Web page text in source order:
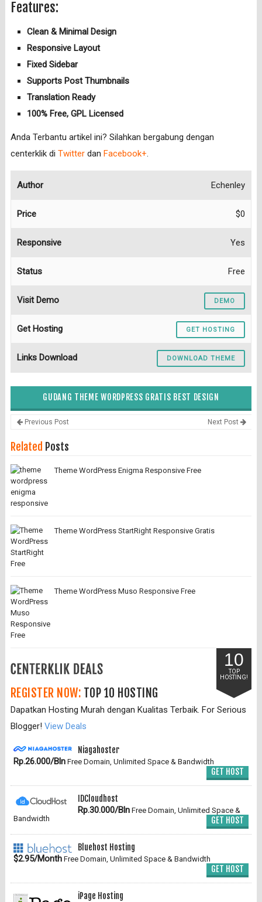
Features:
Clean & Minimal Design
Responsive Layout
Fixed Sidebar
Supports Post Thumbnails
Translation Ready
100% Free, GPL Licensed
Anda Terbantu artikel ini? Silahkan bergabung dengan
centerklik di Twitterdan Facebook+.
Author Echenley
Price $0
Responsive Yes
Status Free
Visit Demo DEMO
Get Hosting GET HOSTING
Links Download DOWNLOAD THEME
GUDANG THEME WORDPRESS GRATIS BEST DESIGN
Previous Post Next Post
Related Posts
Theme WordPress Enigma Responsive Free
Theme WordPress StartRight Responsive Gratis
Theme WordPress Muso Responsive Free
10
TOP
HOSTING!
REGISTER NOW: TOP 10 HOSTING
Dapatkan Hosting Murah dengan Kualitas Terbaik. For Serious
Blogger! View Deals
Niagahoster
Rp.26.000/BlnFree Domain, Unlimited Space & Bandwidth
GET HOST
IDCloudhost
Rp.30.000/BlnFree Domain, Unlimited Space &
Bandwidth
GET HOST
Bluehost Hosting
$2.95/MonthFree Domain, Unlimited Space & Bandwidth
GET HOST
iPage Hosting